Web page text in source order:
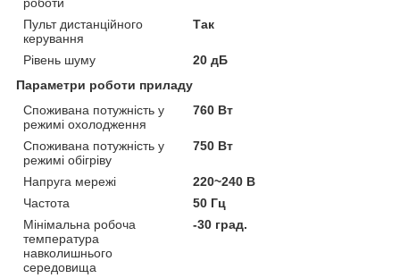
Пульт дистанційного
керування
Так
Рівень шуму
20 дБ
Параметри роботи приладу
Споживана потужність у
режимі охолодження
760 Вт
Споживана потужність у
режимі обігріву
750 Вт
Напруга мережі
220~240 В
Частота
50 Гц
Мінімальна робоча
температура
навколишнього
середовища
-30 град.